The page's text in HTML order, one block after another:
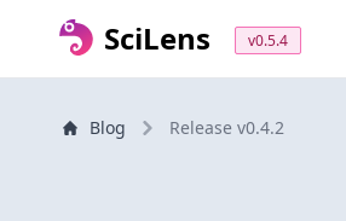
SciLens v0.5.4
Blog Release v0.4.2